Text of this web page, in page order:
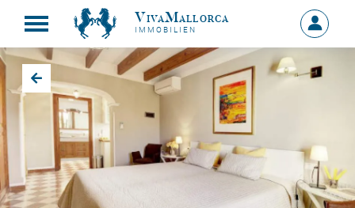
VivaMallorca
IMMOBILIEN
MEIN
Zurück zu den Suchergebnissen